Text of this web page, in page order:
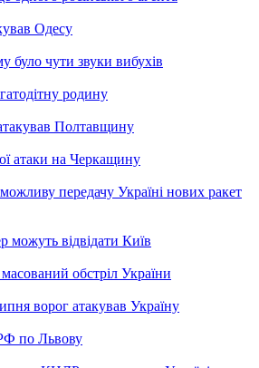
Одесу
було чути звуки вибухів
родину
Полтавщину
атаки на Черкащину
передачу Україні нових ракет
можуть відвідати Київ
обстріл України
ворог атакував Україну
по Львову